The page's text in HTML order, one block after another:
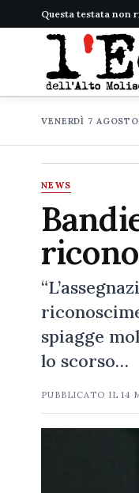
Questa testata non
VENERDÌ 7
NEWS
spiagge
lo scorso…
PUBBLICATO IL14